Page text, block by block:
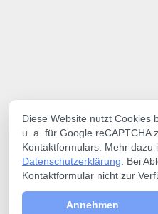
Diese Website nutzt Cookies
u. a. für Google reCAPTCHA
Kontaktformulars. Mehr dazu
Datenschutzerklärung . Bei
Kontaktformular nicht zur
Annehmen